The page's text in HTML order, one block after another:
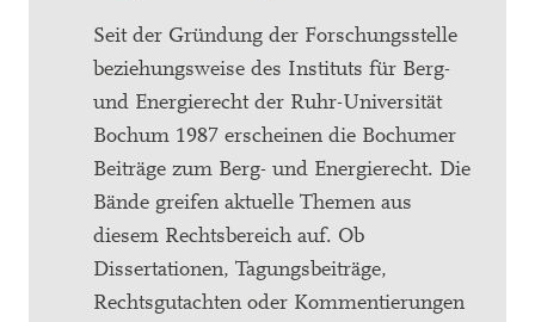
Seit der Gründung der Forschungsstelle
beziehungsweise des Instituts für Berg-
und Energierecht der Ruhr-Universität
Bochum 1987 erscheinen die Bochumer
Beiträge zum Berg- und Energierecht. Die
Bände greifen aktuelle Themen aus
diesem Rechtsbereich auf. Ob
Dissertationen, Tagungsbeiträge,
Rechtsgutachten oder Kommentierungen